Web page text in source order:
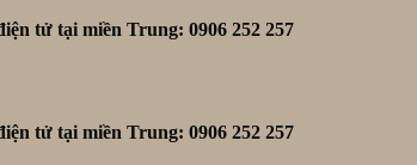
tử tại miền Trung: 0906 252 257
tử tại miền Trung: 0906 252 257